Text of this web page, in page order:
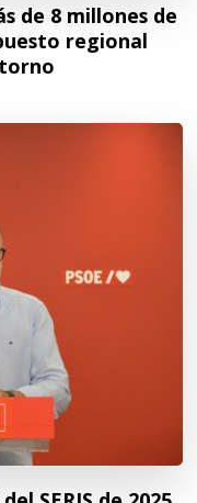
de 8 millones de
regional